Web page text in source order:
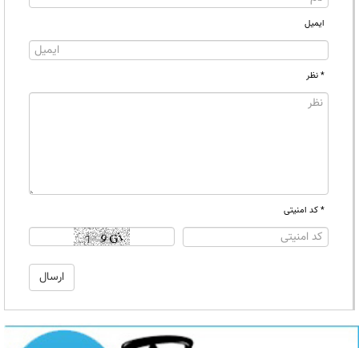
ایمیل
* نظر
* کد امنیتی